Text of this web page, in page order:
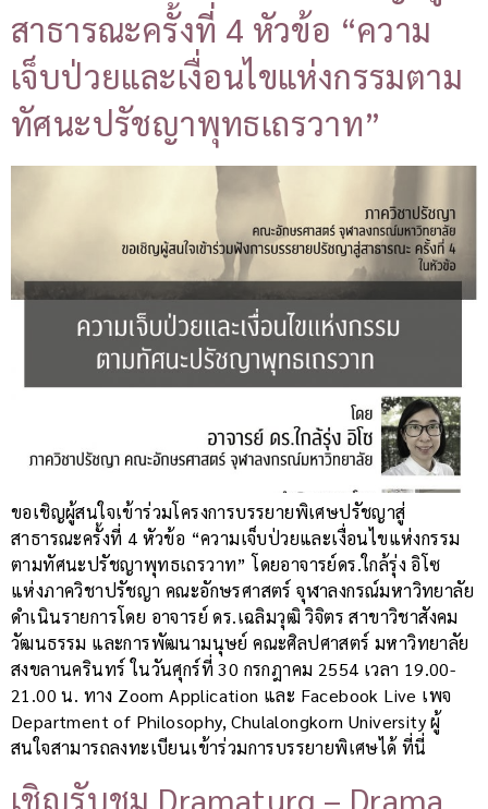
สาธารณะครั้งที่ 4 หัวข้อ “ความ
เจ็บป่วยและเงื่อนไขแห่งกรรมตาม
ทัศนะปรัชญาพุทธเถรวาท”
ขอเชิญผู้สนใจเข้าร่วมโครงการบรรยายพิเศษปรัชญาสู่
สาธารณะครั้งที่ 4 หัวข้อ “ความเจ็บป่วยและเงื่อนไขแห่งกรรม
ตามทัศนะปรัชญาพุทธเถรวาท” โดยอาจารย์ดร.ใกล้รุ่ง อิโซ
แห่งภาควิชาปรัชญา คณะอักษรศาสตร์ จุฬาลงกรณ์มหาวิทยาลัย
ดำเนินรายการโดย อาจารย์ ดร.เฉลิมวุฒิ วิจิตร สาขาวิชาสังคม
วัฒนธรรม และการพัฒนามนุษย์ คณะศิลปศาสตร์ มหาวิทยาลัย
สงขลานครินทร์ ในวันศุกร์ที่ 30 กรกฎาคม 2554 เวลา 19.00-
21.00 น. ทาง Zoom Application และ Facebook Live เพจ
Department of Philosophy, Chulalongkorn University ผู้
สนใจสามารถลงทะเบียนเข้าร่วมการบรรยายพิเศษได้ ที่นี่
เชิญรับชม Dramaturg – Drama